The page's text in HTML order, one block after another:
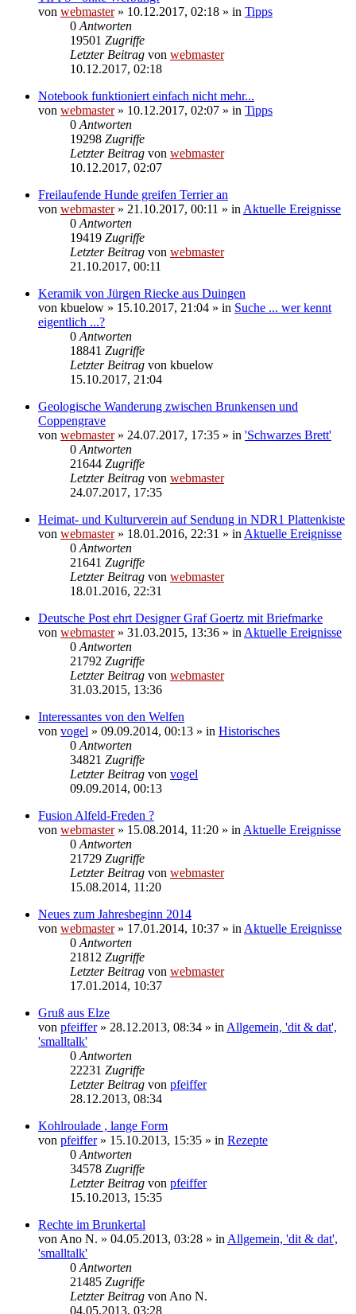
von webmaster» 10.12.2017, 02:18 » in Tipps
0 Antworten
19501 Zugriffe
Letzter Beitrag von webmaster
10.12.2017, 02:18
Notebook funktioniert einfach nicht mehr...
von webmaster» 10.12.2017, 02:07 » in Tipps
0 Antworten
19298 Zugriffe
Letzter Beitrag von webmaster
10.12.2017, 02:07
Freilaufende Hunde greifen Terrier an
von webmaster» 21.10.2017, 00:11 » in Aktuelle Ereignisse
0 Antworten
19419 Zugriffe
Letzter Beitrag von webmaster
21.10.2017, 00:11
Keramik von Jürgen Riecke aus Duingen
von kbuelow » 15.10.2017, 21:04 » in Suche ... wer kennt
eigentlich ...?
0 Antworten
18841 Zugriffe
Letzter Beitrag von kbuelow
15.10.2017, 21:04
Geologische Wanderung zwischen Brunkensen und
Coppengrave
von webmaster» 24.07.2017, 17:35 » in 'Schwarzes Brett'
0 Antworten
21644 Zugriffe
Letzter Beitrag von webmaster
24.07.2017, 17:35
Heimat- und Kulturverein auf Sendung in NDR1 Plattenkiste
von webmaster» 18.01.2016, 22:31 » in Aktuelle Ereignisse
0 Antworten
21641 Zugriffe
Letzter Beitrag von webmaster
18.01.2016, 22:31
Deutsche Post ehrt Designer Graf Goertz mit Briefmarke
von webmaster» 31.03.2015, 13:36 » in Aktuelle Ereignisse
0 Antworten
21792 Zugriffe
Letzter Beitrag von webmaster
31.03.2015, 13:36
Interessantes von den Welfen
von vogel » 09.09.2014, 00:13 » in Historisches
0 Antworten
34821 Zugriffe
Letzter Beitrag von vogel
09.09.2014, 00:13
Fusion Alfeld-Freden ?
von webmaster» 15.08.2014, 11:20 » in Aktuelle Ereignisse
0 Antworten
21729 Zugriffe
Letzter Beitrag von webmaster
15.08.2014, 11:20
Neues zum Jahresbeginn 2014
von webmaster» 17.01.2014, 10:37 » in Aktuelle Ereignisse
0 Antworten
21812 Zugriffe
Letzter Beitrag von webmaster
17.01.2014, 10:37
Gruß aus Elze
von pfeiffer» 28.12.2013, 08:34 » in Allgemein, 'dit & dat',
'smalltalk'
0 Antworten
22231 Zugriffe
Letzter Beitrag von pfeiffer
28.12.2013, 08:34
Kohlroulade , lange Form
von pfeiffer» 15.10.2013, 15:35 » in Rezepte
0 Antworten
34578 Zugriffe
Letzter Beitrag von pfeiffer
15.10.2013, 15:35
Rechte im Brunkertal
von Ano N. » 04.05.2013, 03:28 » in Allgemein, 'dit & dat',
'smalltalk'
0 Antworten
21485 Zugriffe
Letzter Beitrag von Ano N.
04.05.2013, 03:28